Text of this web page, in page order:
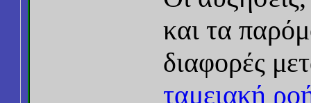
και τα
διαφορές
ταμειακή